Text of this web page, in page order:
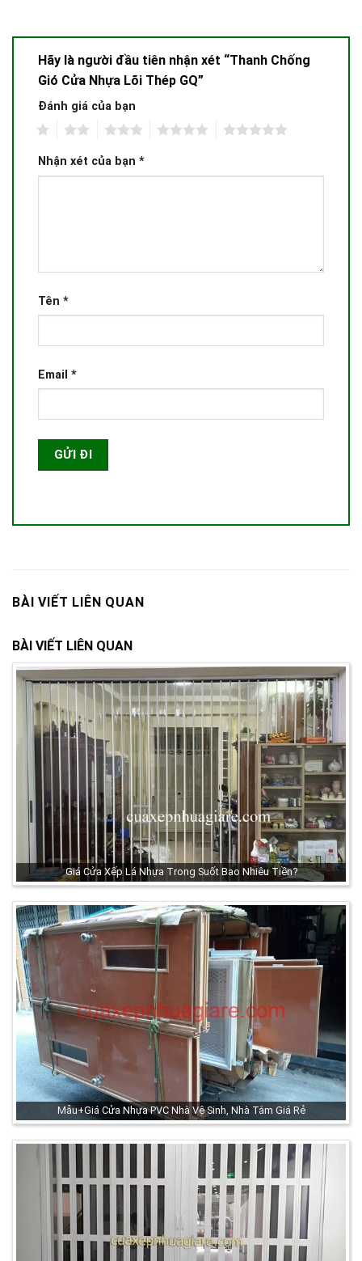
Hãy là người đầu tiên nhận xét “Thanh Chống
Gió Cửa Nhựa Lõi Thép GQ”
Đánh giá của bạn
Nhận xét của bạn *
Tên *
Email *
BÀI VIẾT LIÊN QUAN
BÀI VIẾT LIÊN QUAN
Giá Cửa Xếp Lá Nhựa Trong Suốt Bao Nhiêu Tiền?
Mẫu+Giá Cửa Nhựa PVC Nhà Vệ Sinh, Nhà Tắm Giá Rẻ